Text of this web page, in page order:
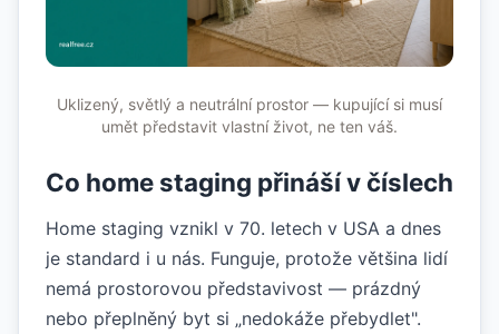
Uklizený, světlý a neutrální prostor — kupující si musí
umět představit vlastní život, ne ten váš.
Co home staging přináší v číslech
Home staging vznikl v 70. letech v USA a dnes
je standard i u nás. Funguje, protože většina lidí
nemá prostorovou představivost — prázdný
nebo přeplněný byt si „nedokáže přebydlet".